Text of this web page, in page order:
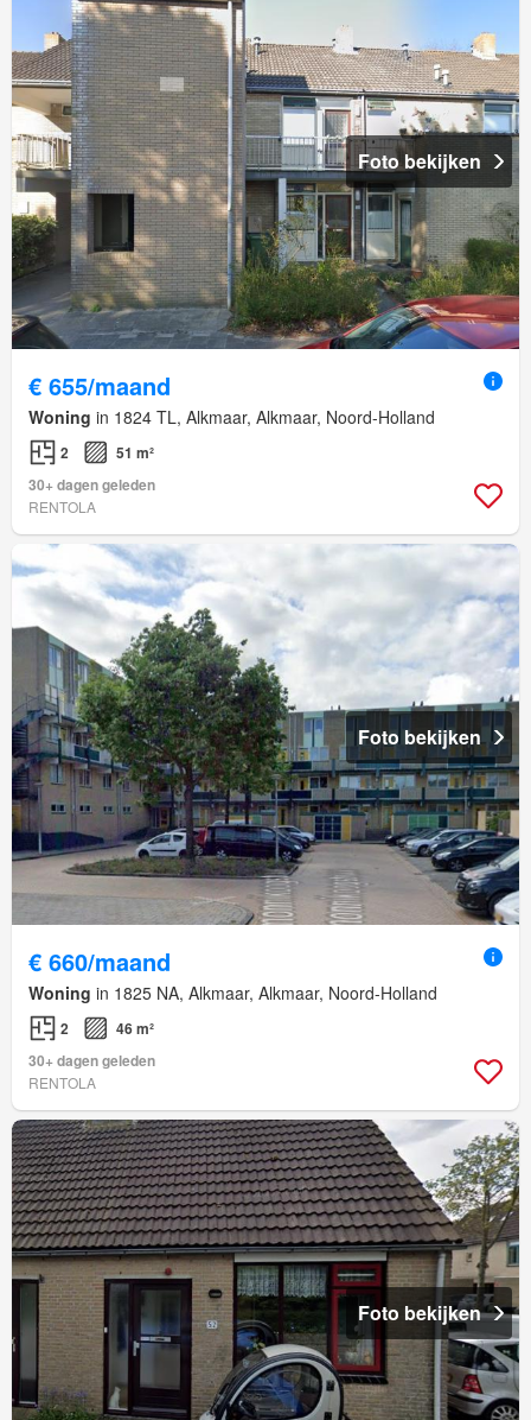
Foto bekijken
€ 655/maand
Woning in 1824 TL, Alkmaar, Alkmaar, Noord-Holland
2
51 m²
30+ dagen geleden
RENTOLA
Foto bekijken
€ 660/maand
Woning in 1825 NA, Alkmaar, Alkmaar, Noord-Holland
2
46 m²
30+ dagen geleden
RENTOLA
Foto bekijken